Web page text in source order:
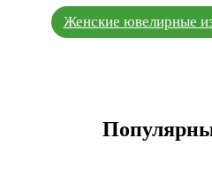
Женские ювелирные